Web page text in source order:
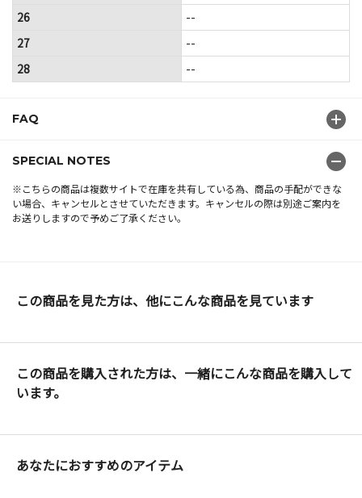
FAQ
SPECIAL NOTES
※こちらの商品は複数サイトで在庫を共有している為、商品の手配ができな
い場合、キャンセルとさせていただきます。キャンセルの際は別途ご案内を
お送りしますので予めご了承ください。
26
--
27
--
28
--
この商品を見た方は、他にこんな商品を見ています
この商品を購入された方は、一緒にこんな商品を購入して
います。
あなたにおすすめのアイテム